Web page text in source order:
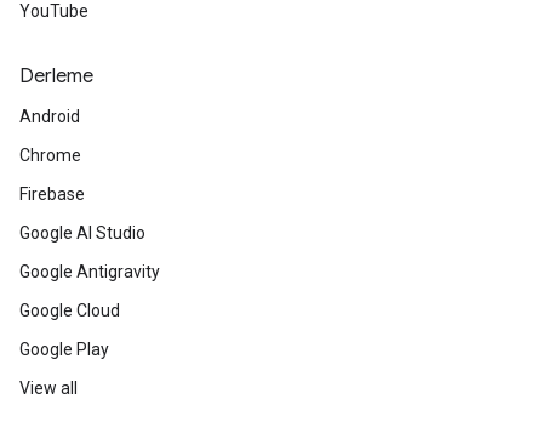
YouTube
Derleme
Android
Chrome
Firebase
Google AI Studio
Google Antigravity
Google Cloud
Google Play
View all